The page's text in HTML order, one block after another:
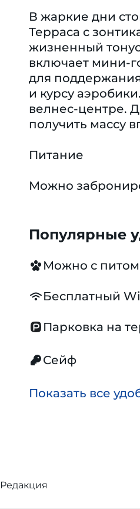
В жаркие дни
Терраса с
жизненный
включает мини-
для
и курсу
велнес-центре.
получить массу
Питание
Можно
Популярные
Можно с
Бесплатный
Парковка на
Сейф
Показать все
Редакция